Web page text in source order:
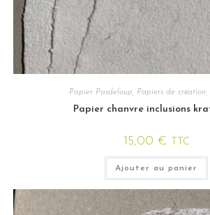
Papier Pasdeloup Papiers de création,
Papier chanvre inclusions
15,00 € TTC
Ajouter au panier